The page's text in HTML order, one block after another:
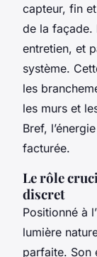
capteur, fin
de la façade.
entretien, et
système.
les
les murs et
Bref,
facturée.
Le rôle
discret
Positionné à
lumière
parfaite. Son